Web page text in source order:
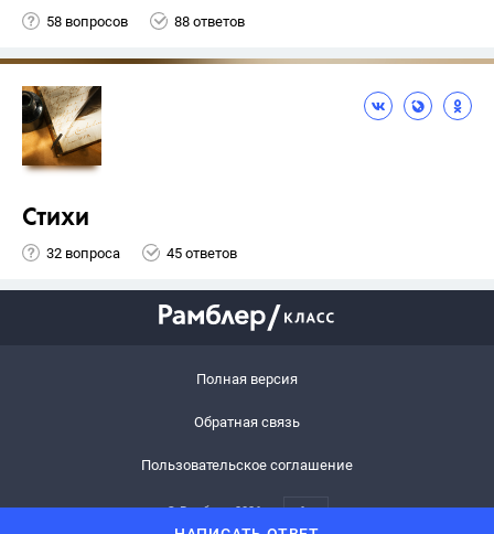
58 вопросов 88 ответов
Стихи
32 вопроса 45 ответов
Полная версия
Обратная связь
Пользовательское соглашение
© Рамблер,2026 6+